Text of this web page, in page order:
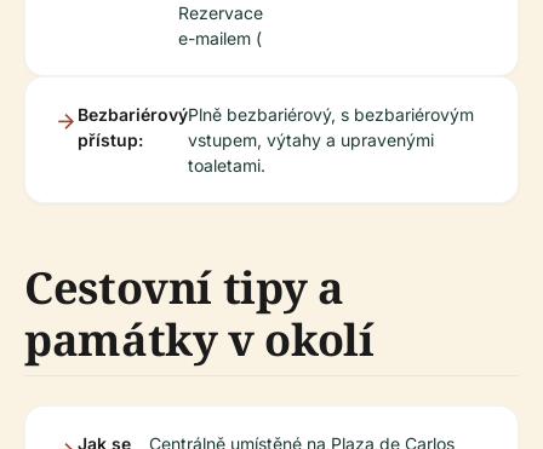
Rezervace
e-mailem (
Bezbariérový
přístup:
Plně bezbariérový, s bezbariérovým
vstupem, výtahy a upravenými
toaletami.
Cestovní tipy a
památky v okolí
Jak se
Centrálně umístěné na Plaza de Carlos